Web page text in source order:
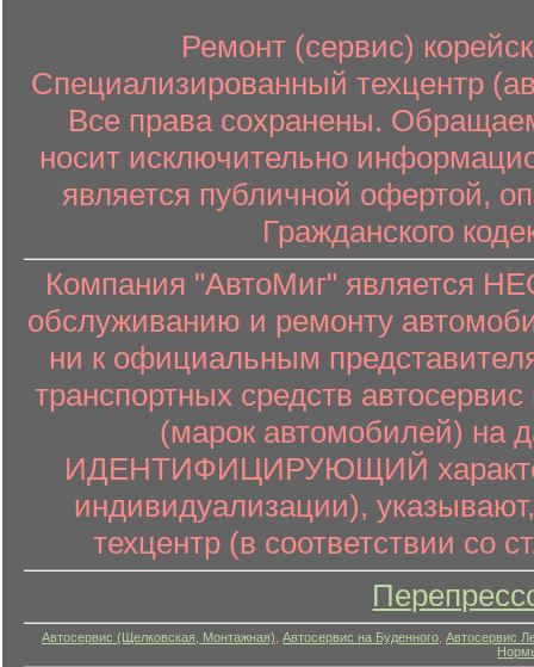
Ремонт (сервис)
Специализированный техцентр
Все права сохранены.
носит исключительно
является публичной офертой,
Гражданского
Компания "АвтоМиг" является
обслуживанию и ремонту
ни к официальным
транспортных средств
(марок автомобилей) на
ИДЕНТИФИЦИРУЮЩИЙ характер
индивидуализации),
техцентр (в соответствии со
Автосервис (Щелковская, Монтажная) Автосервис на Буденного Автосервис